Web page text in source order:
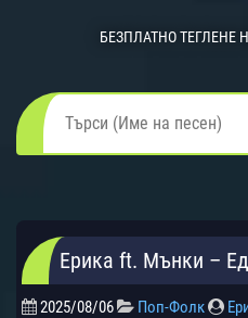
БЕЗПЛАТНО ТЕГЛЕНЕ
Ерика ft. Мънки –
2025/08/06 Поп-Фолк